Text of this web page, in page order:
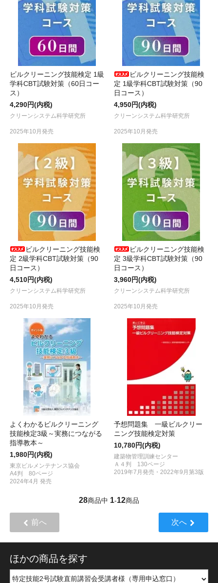
ビルクリーニング技能検定 1級
学科CBT試験対策（60日コー
ス）
4,290円(内税)
クリーンシステム科学研究所
2025年10月発売
ビルクリーニング技能検
定 1級学科CBT試験対策（90
日コース）
4,950円(内税)
クリーンシステム科学研究所
2025年10月発売
ビルクリーニング技能検
定 2級学科CBT試験対策（90
日コース）
4,510円(内税)
クリーンシステム科学研究所
2025年10月発売
ビルクリーニング技能検
定 3級学科CBT試験対策（90
日コース）
3,960円(内税)
クリーンシステム科学研究所
2025年10月発売
よくわかるビルクリーニング
技能検定3級～実務につながる
指導教本～
1,980円(内税)
東京ビルメンテナンス協会
A4判 80ページ
2024年4月 発売
予想問題集 一級ビルクリー
ニング技能検定対策
10,780円(内税)
建築物管理訓練センター
Ａ４判 130ページ
2019年7月発売・2022年9月第3版
28商品中 1-12商品
前へ 次へ
ほかの商品を探す